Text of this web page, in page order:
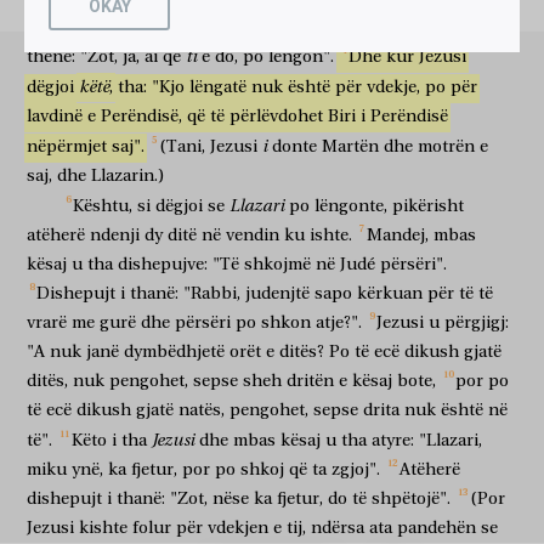
ἡμέρας? ἐάν
ὅτι
se
τὸ φῶς
dritën
τοῦ κόσμου
e botës
τούτου
kësaj
βλέπει;
sheh
ἐὰν
po
δέ
por
τις
dikush
περιπατῇ
të ecë
ἐν
në
τῇ νυκτί,
natën
προσκόπτει,
pengohet
ὅτι
se
τὸ φῶς
drita
οὐκ
nuk
ἔστιν
është
αὐτῷ.
atë
ταῦτα
këto
εἶπεν,
tha
καὶ μετὰ τοῦτο λέγει αὐτοῖς, Λάζαρος
ὁ
φίλος ἡμῶν
ynë
κεκοίμηται;
ka fjetur por shkoj që të zgjoj atë
εἶπον
thanë
οὖν
atëherë
οἱ μαθηταὶ
dishepujt
αὐτῷ,
atij
Κύριε,
o Zot
εἰ
nëse
κεκοίμηται
ka fjetur
σωθήσεται.
do të shpëtohet
εἰρήκει
kishte thënë
δὲ
por
ὁ Ἰησοῦς
Jezusi
περὶ
për
τοῦ
vdekjen
αὐτοῦ.
e tij
ἐκεῖνοι
ata
δὲ
por
ἔδοξαν
pandehën
ὅτι
se
περὶ
për
τῆς κοιμήσεως
fjetjen
τοῦ ὕπνου
e gjumit
λέγει.
thotë
τότε
atëherë
οὖν
pra
εἶπεν αὐτοῖς
atyre
ὁ Ἰησοῦς παρρησίᾳ,
hapur
Λάζαρος
Llazari
ἀπέθανεν.
vdiq
καὶ
dhe
χαίρω
gëzohem
δι’
për hir
ὑμᾶς,
tuaj
ἵνα
që
πιστεύσητε,
të besoni
ὅτι
se
οὐκ
nuk
ἤμην
isha
ἐκεῖ;
atje
ἀλλὰ
por
ἄγωμεν
të shkojmë
πρὸς
tek
αὐτόν.
ai
εἶπεν
tha atëherë
Θωμᾶς,
Thomai
ὁ
ai
λεγόμενος
që quhet
Δίδυμος
Binjaku
τοῖς συνμαθηταῖς,
bashkëdishepujve
ἄγωμεν
të shkojmë edhe
ne
ἵνα
që të vdesim
μετ’
me atë
lëngonte). Atëherë,
thënë: "Zot, ja, ai që ti e do, po lëngon". Dhe kur Jezusi
dëgjoi këtë, tha: "Kjo lëngatë nuk është për vdekje, po për
lavdinë e Perëndisë, që të përlëvdohet Biri i Perëndisë
nëpërmjet saj". (Tani, Jezusi i donte Martën dhe motrën e
saj, dhe Llazarin.)
Kështu, si dëgjoi se Llazari po lëngonte, pikërisht
atëherë ndenji dy ditë në vendin ku ishte. Mandej, mbas
kësaj u tha dishepujve: "Të shkojmë në Judé përsëri".
Dishepujt i thanë: "Rabbi, judenjtë sapo kërkuan për të të
vrarë me gurë dhe përsëri po shkon atje?". Jezusi u përgjigj:
"A nuk janë dymbëdhjetë orët e ditës? Po të ecë dikush gjatë
ditës, nuk pengohet, sepse sheh dritën e kësaj bote, por po
të ecë dikush gjatë natës, pengohet, sepse drita nuk është në
të".
Këto i tha Jezusi dhe mbas kësaj u tha atyre: "Llazari,
miku ynë, ka fjetur, por po shkoj që ta zgjoj".
Atëherë
dishepujt i thanë: "Zot, nëse ka fjetur, do të shpëtojë".
(Por
Jezusi kishte folur për vdekjen e tij, ndërsa ata pandehën se
OKAY